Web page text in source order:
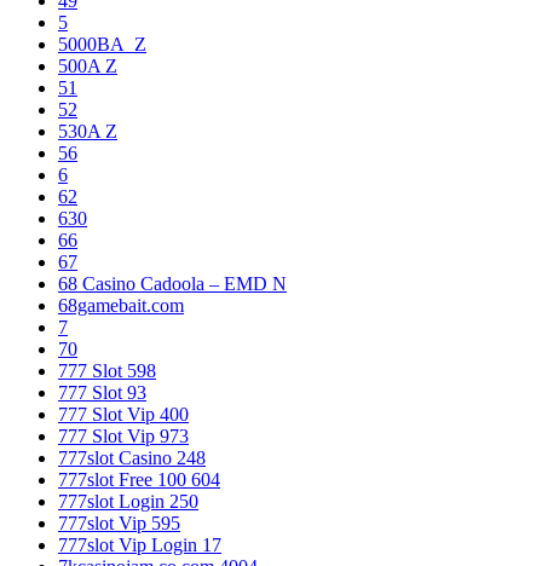
5
5000BA_Z
500A Z
51
52
530A Z
56
6
62
630
66
67
68 Casino Cadoola – EMD N
68gamebait.com
7
70
777 Slot 598
777 Slot 93
777 Slot Vip 400
777 Slot Vip 973
777slot Casino 248
777slot Free 100 604
777slot Login 250
777slot Vip 595
777slot Vip Login 17